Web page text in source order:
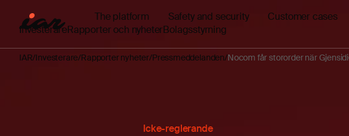
The platform Safety and security Customer cases
InvesterareRapporter och nyheterBolagsstyrning
IAR Investerare Rapporter nyheter Pressmeddelanden Nocom får stororder när
Icke-reglerande